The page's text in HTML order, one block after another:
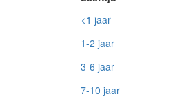
<1 jaar
1-2 jaar
3-6 jaar
7-10 jaar